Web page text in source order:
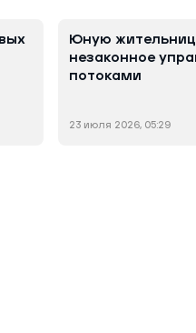
Юную
незаконное
потоками
23 июля 2026, 05:29